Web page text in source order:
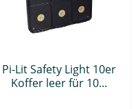
Pi-Lit Safety Light 10er
Koffer leer für 10...